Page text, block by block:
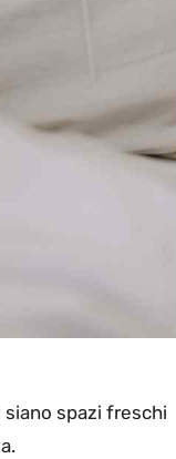
spazi freschi